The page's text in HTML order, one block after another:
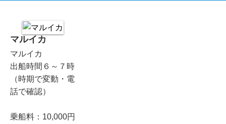
マルイカ
マルイカ
出船時間６～７時
（時期で変動・電
話で確認）
乗船料：10,000円